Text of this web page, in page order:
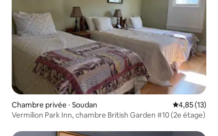
Chambre privée ⋅ Soudan Évaluation
4,85 (13)
Vermilion Park Inn, chambre British Garden #10 (2e étage)